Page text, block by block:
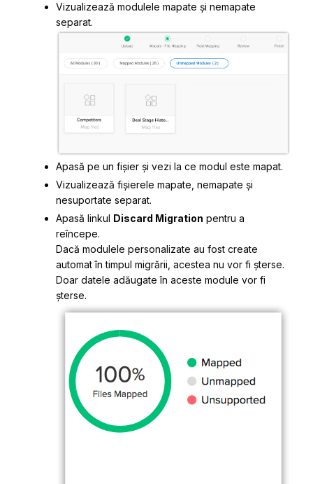
Vizualizează modulele mapate și nemapate
separat.
Apasă pe un fișier și vezi la ce modul este mapat.
Vizualizează fișierele mapate, nemapate și
nesuportate separat.
Apasă linkul Discard Migration pentru a
reîncepe.
Dacă modulele personalizate au fost create
automat în timpul migrării, acestea nu vor fi șterse.
Doar datele adăugate în aceste module vor fi
șterse.